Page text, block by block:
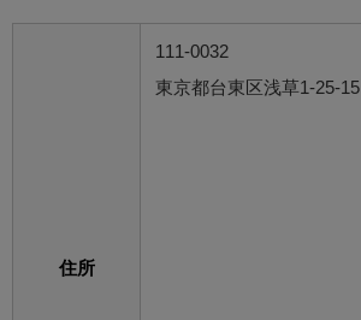
住所
111-0032
東京都台東区浅草1-25-15